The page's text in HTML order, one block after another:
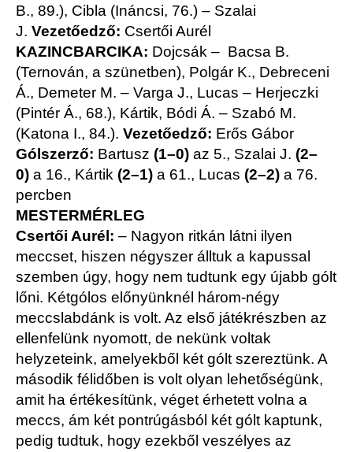
B., 89.), Cibla (Ináncsi, 76.) – Szalai
J. Vezetőedző: Csertői Aurél
KAZINCBARCIKA: Dojcsák – Bacsa B.
(Ternován, a szünetben), Polgár K., Debreceni
Á., Demeter M. – Varga J., Lucas – Herjeczki
(Pintér Á., 68.), Kártik, Bódi Á. – Szabó M.
(Katona I., 84.). Vezetőedző: Erős Gábor
Gólszerző: Bartusz (1–0) az 5., Szalai J. (2–
0) a 16., Kártik (2–1) a 61., Lucas (2–2) a 76.
percben
MESTERMÉRLEG
Csertői Aurél: – Nagyon ritkán látni ilyen
meccset, hiszen négyszer álltuk a kapussal
szemben úgy, hogy nem tudtunk egy újabb gólt
lőni. Kétgólos előnyünknél három-négy
meccslabdánk is volt. Az első játékrészben az
ellenfelünk nyomott, de nekünk voltak
helyzeteink, amelyekből két gólt szereztünk. A
második félidőben is volt olyan lehetőségünk,
amit ha értékesítünk, véget érhetett volna a
meccs, ám két pontrúgásból két gólt kaptunk,
pedig tudtuk, hogy ezekből veszélyes az